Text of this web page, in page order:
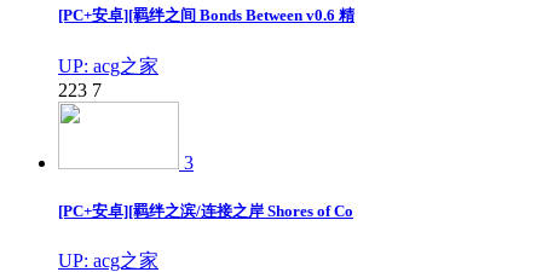
[PC+安卓][羁绊之间 Bonds Between v0.6 精
UP: acg之家
223 7
3
[PC+安卓][羁绊之滨/连接之岸 Shores of Co
UP: acg之家